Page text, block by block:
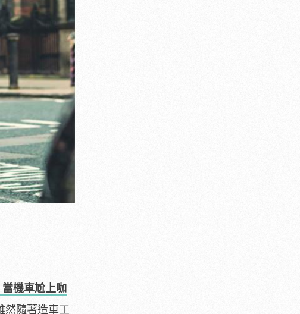
機車尬上咖
然隨著造車工